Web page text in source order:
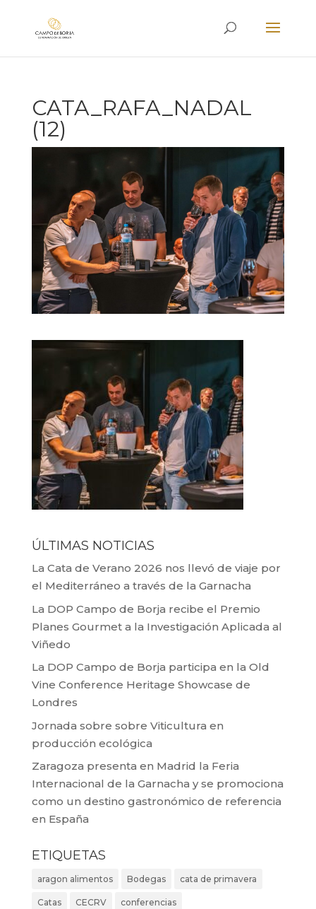
CATA_RAFA_NADAL
(12)
ÚLTIMAS NOTICIAS
La Cata de Verano 2026 nos llevó de viaje por
el Mediterráneo a través de la Garnacha
La DOP Campo de Borja recibe el Premio
Planes Gourmet a la Investigación Aplicada al
Viñedo
La DOP Campo de Borja participa en la Old
Vine Conference Heritage Showcase de
Londres
Jornada sobre sobre Viticultura en
producción ecológica
Zaragoza presenta en Madrid la Feria
Internacional de la Garnacha y se promociona
como un destino gastronómico de referencia
en España
ETIQUETAS
aragon alimentos Bodegas cata de primavera
Catas CECRV conferencias